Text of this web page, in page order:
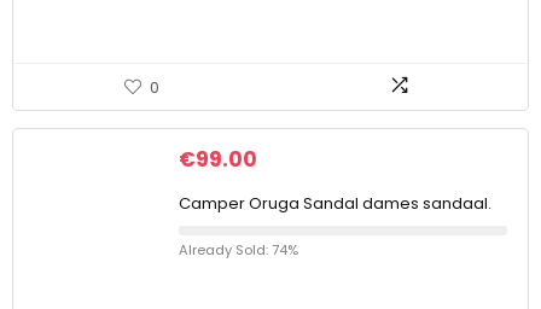
0
€99.00
Camper Oruga Sandal dames sandaal.
Already Sold: 74%